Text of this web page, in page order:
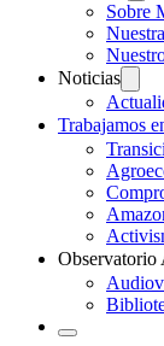
Sobre
Noticias
Trabajamos
Observatorio